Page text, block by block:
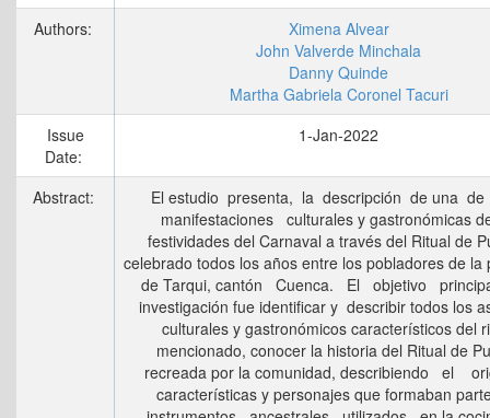
Authors:
Ximena Alvear
John Valverde Minchala
Danny Quinde
Martha Gabriela Coronel Tacuri
Issue
Date:
1-Jan-2022
Abstract:
El estudio presenta, la descripción de una
manifestaciones culturales y gastronómicas
festividades del Carnaval a través del Ritual de
celebrado todos los años entre los pobladores de la
de Tarqui, cantón Cuenca. El objetivo
investigación fue identificar y describir todos los
culturales y gastronómicos característicos del
mencionado, conocer la historia del Ritual de
recreada por la comunidad, describiendo el
características y personajes que formaban